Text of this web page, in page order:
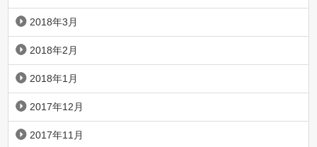
2018年3月
2018年2月
2018年1月
2017年12月
2017年11月